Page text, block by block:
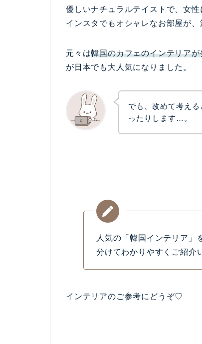
出典
こんにちは！サーラです♪
優しいナチュラルテイストで、女性